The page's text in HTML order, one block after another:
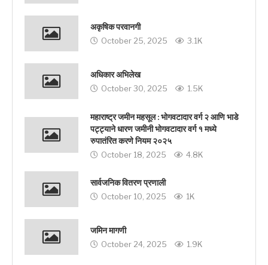
अकृषिक परवानगी
October 25, 2025 3.1K
अधिकार अभिलेख
October 30, 2025 1.5K
महाराष्ट्र जमीन महसूल : भोगवटादार वर्ग २ आणि भाडे
पट्ट्याने धारण जमीनी भोगवटादार वर्ग १ मध्ये
रुपातंरित करणे नियम २०२५
October 18, 2025 4.8K
सार्वजनिक वितरण प्रणाली
October 10, 2025 1K
जमिन मागणी
October 24, 2025 1.9K